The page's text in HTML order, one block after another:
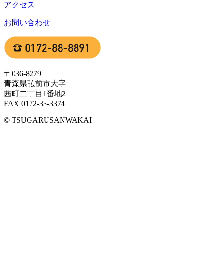
アクセス
お問い合わせ
〒036-8279
青森県弘前市大字
茜町二丁目1番地2
FAX 0172-33-3374
© TSUGARUSANWAKAI